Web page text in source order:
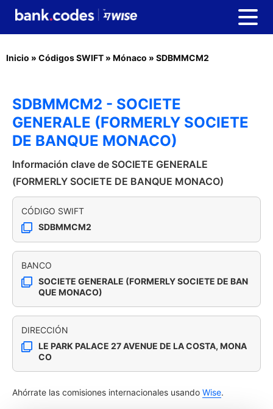
Inicio » Códigos SWIFT » Mónaco » SDBMMCM2
SDBMMCM2 - SOCIETE
GENERALE (FORMERLY SOCIETE
DE BANQUE MONACO)
Información clave de SOCIETE GENERALE
(FORMERLY SOCIETE DE BANQUE MONACO)
CÓDIGO SWIFT
SDBMMCM2
BANCO
SOCIETE GENERALE (FORMERLY SOCIETE DE BAN
QUE MONACO)
DIRECCIÓN
LE PARK PALACE 27 AVENUE DE LA COSTA, MONA
CO
Ahórrate las comisiones internacionales usando Wise.